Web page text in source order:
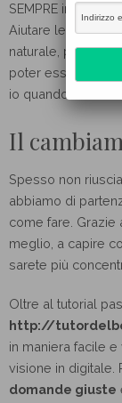
SEMPRE insieme
Aiutare le
naturale, perché
poter essere per
io quando stavo
Il
Spesso non
abbiamo di
come fare.
meglio, a capire
sarete più
Oltre al tutorial
http://
in maniera facile
visione in digitale.
domande giuste